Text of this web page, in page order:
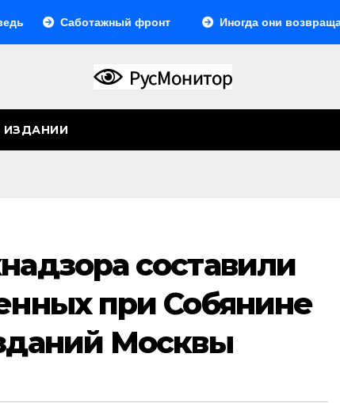
Саботажный фронт Иногда они
ИЗДАНИИ
составили
при Собянине
Москвы